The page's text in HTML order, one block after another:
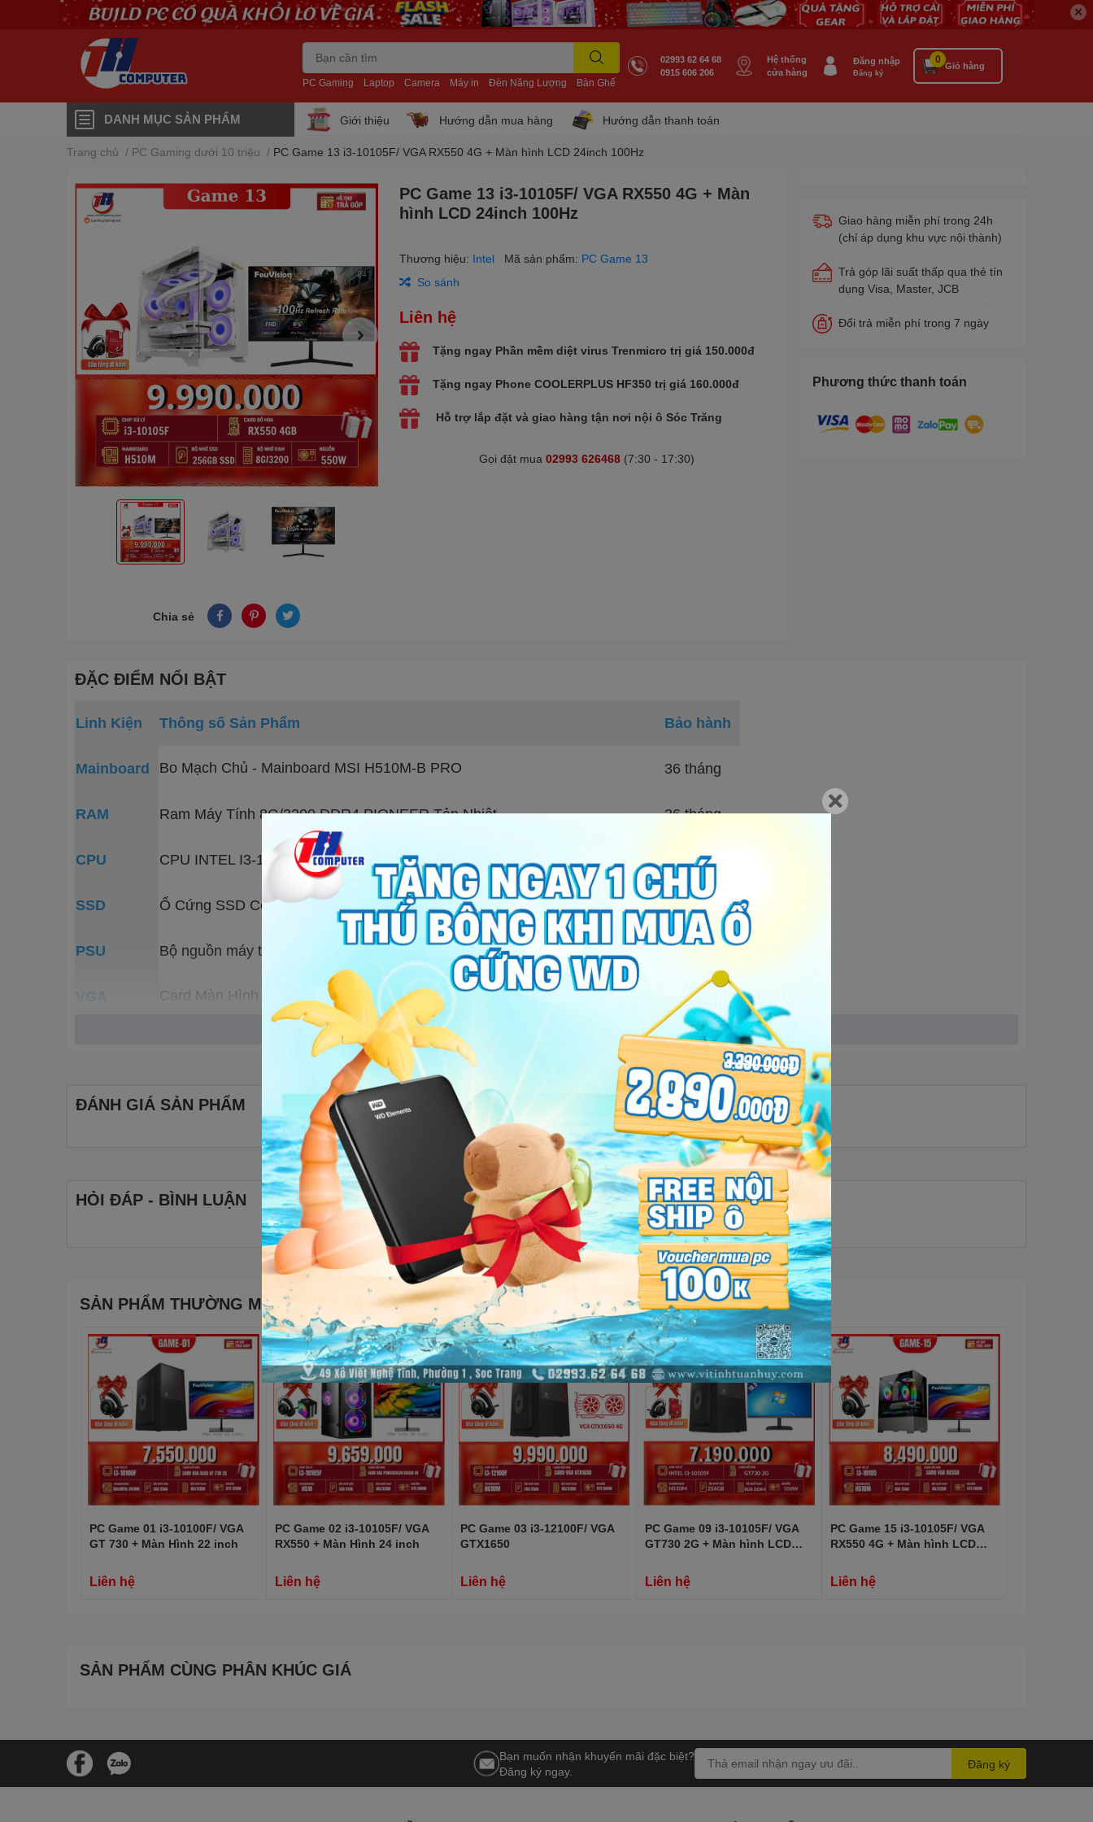
✕
PC Gaming Laptop Camera Máy in Đèn Năng Lượng Bàn Ghế
02993 62 64 68
0915 606 206
Hệ thống
cửa hàng
Đăng nhập
Đăng ký
Giỏ hàng
0
DANH MỤC SẢN PHẨM Giới thiệu Hướng dẫn mua hàng Hướng dẫn thanh toán
Trang chủ / PC Gaming dưới 10 triệu / PC Game 13 i3-10105F/ VGA RX550 4G + Màn hình LCD 24inch 100Hz
Chia sẻ
PC Game 13 i3-10105F/ VGA RX550 4G + Màn
hình LCD 24inch 100Hz
Thương hiệu: Intel Mã sản phẩm: PC Game 13
So sánh
Liên hệ
Tặng ngay Phần mềm diệt virus Trenmicro trị giá 150.000đ
Tặng ngay Phone COOLERPLUS HF350 trị giá 160.000đ
Hỗ trợ lắp đặt và giao hàng tận nơi nội ô Sóc Trăng
Gọi đặt mua 02993 626468 (7:30 - 17:30)
Giao hàng miễn phí trong 24h
(chỉ áp dụng khu vực nội thành)
Trả góp lãi suất thấp qua thẻ tín
dụng Visa, Master, JCB
Đổi trả miễn phí trong 7 ngày
Phương thức thanh toán
ĐẶC ĐIỂM NỔI BẬT
Linh Kiện Thông số Sản Phẩm Bảo hành
Mainboard Bo Mạch Chủ - Mainboard MSI H510M-B PRO 36 tháng
RAM Ram Máy Tính 8G/3200 DDR4 PIONEER Tản Nhiệt 36 tháng
CPU CPU INTEL I3-10105F 36 tháng
SSD Ổ Cứng SSD Colorful 256GB 36 tháng
PSU Bộ nguồn máy tính 550W SEGOTEP Super Battleship S7GT 12 tháng
VGA Card Màn Hình PowerColor Red Dragon Radeon RX 550 4GB GDDR5 36 tháng
Vỏ Case Máy Tính Gaming Bể Cá Trong Suốt MIXIE NEMO 28 test
Màn hình máy tính LCD DSS LED FeuVision FSID24BFJ 24 INCH Full HD 24 tháng
ĐÁNH GIÁ SẢN PHẨM
HỎI ĐÁP - BÌNH LUẬN
SẢN PHẨM THƯỜNG MUA CÙNG
PC Game 01 i3-10100F/ VGA
GT 730 + Màn Hình 22 inch
Liên hệ
PC Game 02 i3-10105F/ VGA
RX550 + Màn Hình 24 inch
Liên hệ
PC Game 03 i3-12100F/ VGA
GTX1650
Liên hệ
PC Game 09 i3-10105F/ VGA
GT730 2G + Màn hình LCD
Liên hệ
PC Game 15 i3-10105F/ VGA
RX550 4G + Màn hình LCD
Liên hệ
SẢN PHẨM CÙNG PHÂN KHÚC GIÁ
Bạn muốn nhận khuyến mãi đặc biệt?
Đăng ký ngay.
Đăng ký